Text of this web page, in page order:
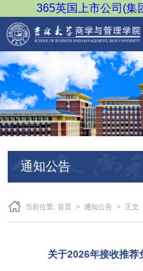
365英国上市公司(集
通知公告
当前位置: 首页> 通知公告> 正文
关于2026年接收推荐